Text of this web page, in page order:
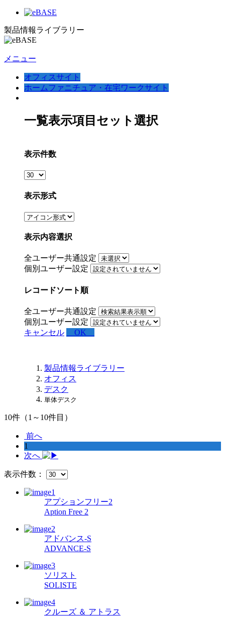
製品情報ライブラリー
メニュー
オフィスサイト
ホームファニチュア・在宅ワークサイト
一覧表示項目セット選択
表示件数
表示形式
表示内容選択
全ユーザー共通設定
個別ユーザー設定
レコードソート順
全ユーザー共通設定
個別ユーザー設定
キャンセル
OK
製品情報ライブラリー
オフィス
デスク
単体デスク
10件（1～10件目）
前へ
1
次へ
表示件数：
アプションフリー2
Aption Free 2
アドバンス-S
ADVANCE-S
ソリスト
SOLISTE
クルーズ ＆ アトラス